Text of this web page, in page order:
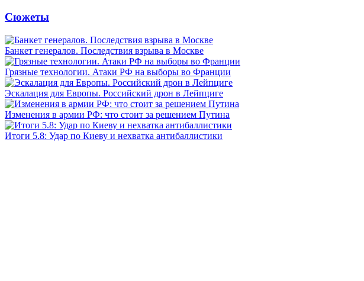
Сюжеты
Банкет генералов. Последствия взрыва в Москве
Грязные технологии. Атаки РФ на выборы во Франции
Эскалация для Европы. Российский дрон в Лейпциге
Изменения в армии РФ: что стоит за решением Путина
Итоги 5.8: Удар по Киеву и нехватка антибаллистики